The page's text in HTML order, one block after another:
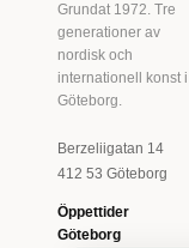
Grundat 1972. Tre
generationer av
nordisk och
internationell konst i
Göteborg.
Berzeliigatan 14
412 53 Göteborg
Öppettider
Göteborg